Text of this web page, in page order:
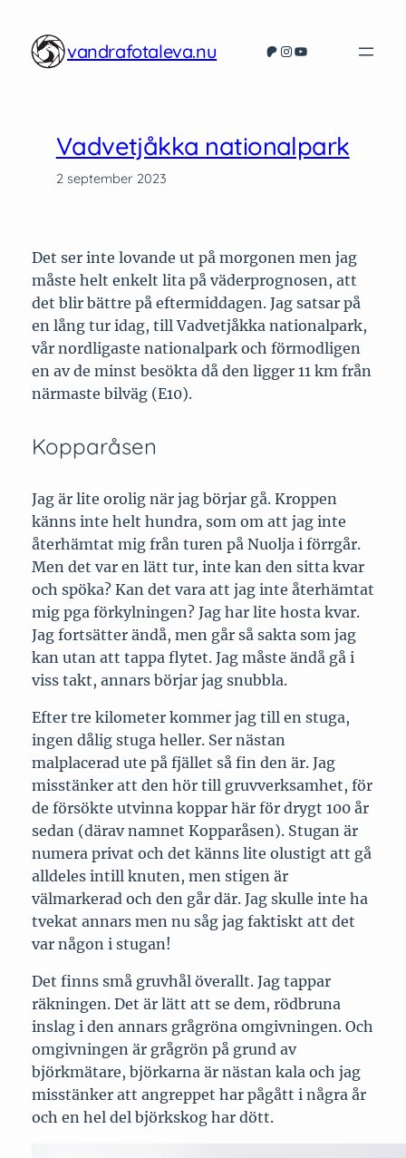
innehåll
vandrafotaleva.nu Patreon
Instagram
YouTube
Vadvetjåkka nationalpark
2 september 2023
Det ser inte lovande ut på morgonen men jag
måste helt enkelt lita på väderprognosen, att
det blir bättre på eftermiddagen. Jag satsar på
en lång tur idag, till Vadvetjåkka nationalpark,
vår nordligaste nationalpark och förmodligen
en av de minst besökta då den ligger 11 km från
närmaste bilväg (E10).
Kopparåsen
Jag är lite orolig när jag börjar gå. Kroppen
känns inte helt hundra, som om att jag inte
återhämtat mig från turen på Nuolja i förrgår.
Men det var en lätt tur, inte kan den sitta kvar
och spöka? Kan det vara att jag inte återhämtat
mig pga förkylningen? Jag har lite hosta kvar.
Jag fortsätter ändå, men går så sakta som jag
kan utan att tappa flytet. Jag måste ändå gå i
viss takt, annars börjar jag snubbla.
Efter tre kilometer kommer jag till en stuga,
ingen dålig stuga heller. Ser nästan
malplacerad ute på fjället så fin den är. Jag
misstänker att den hör till gruvverksamhet, för
de försökte utvinna koppar här för drygt 100 år
sedan (därav namnet Kopparåsen). Stugan är
numera privat och det känns lite olustigt att gå
alldeles intill knuten, men stigen är
välmarkerad och den går där. Jag skulle inte ha
tvekat annars men nu såg jag faktiskt att det
var någon i stugan!
Det finns små gruvhål överallt. Jag tappar
räkningen. Det är lätt att se dem, rödbruna
inslag i den annars grågröna omgivningen. Och
omgivningen är grågrön på grund av
björkmätare, björkarna är nästan kala och jag
misstänker att angreppet har pågått i några år
och en hel del björkskog har dött.